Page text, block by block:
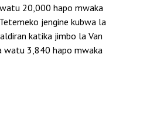
20,000 hapo mwaka
jengine kubwa la
katika jimbo la Van
watu 3,840 hapo mwaka